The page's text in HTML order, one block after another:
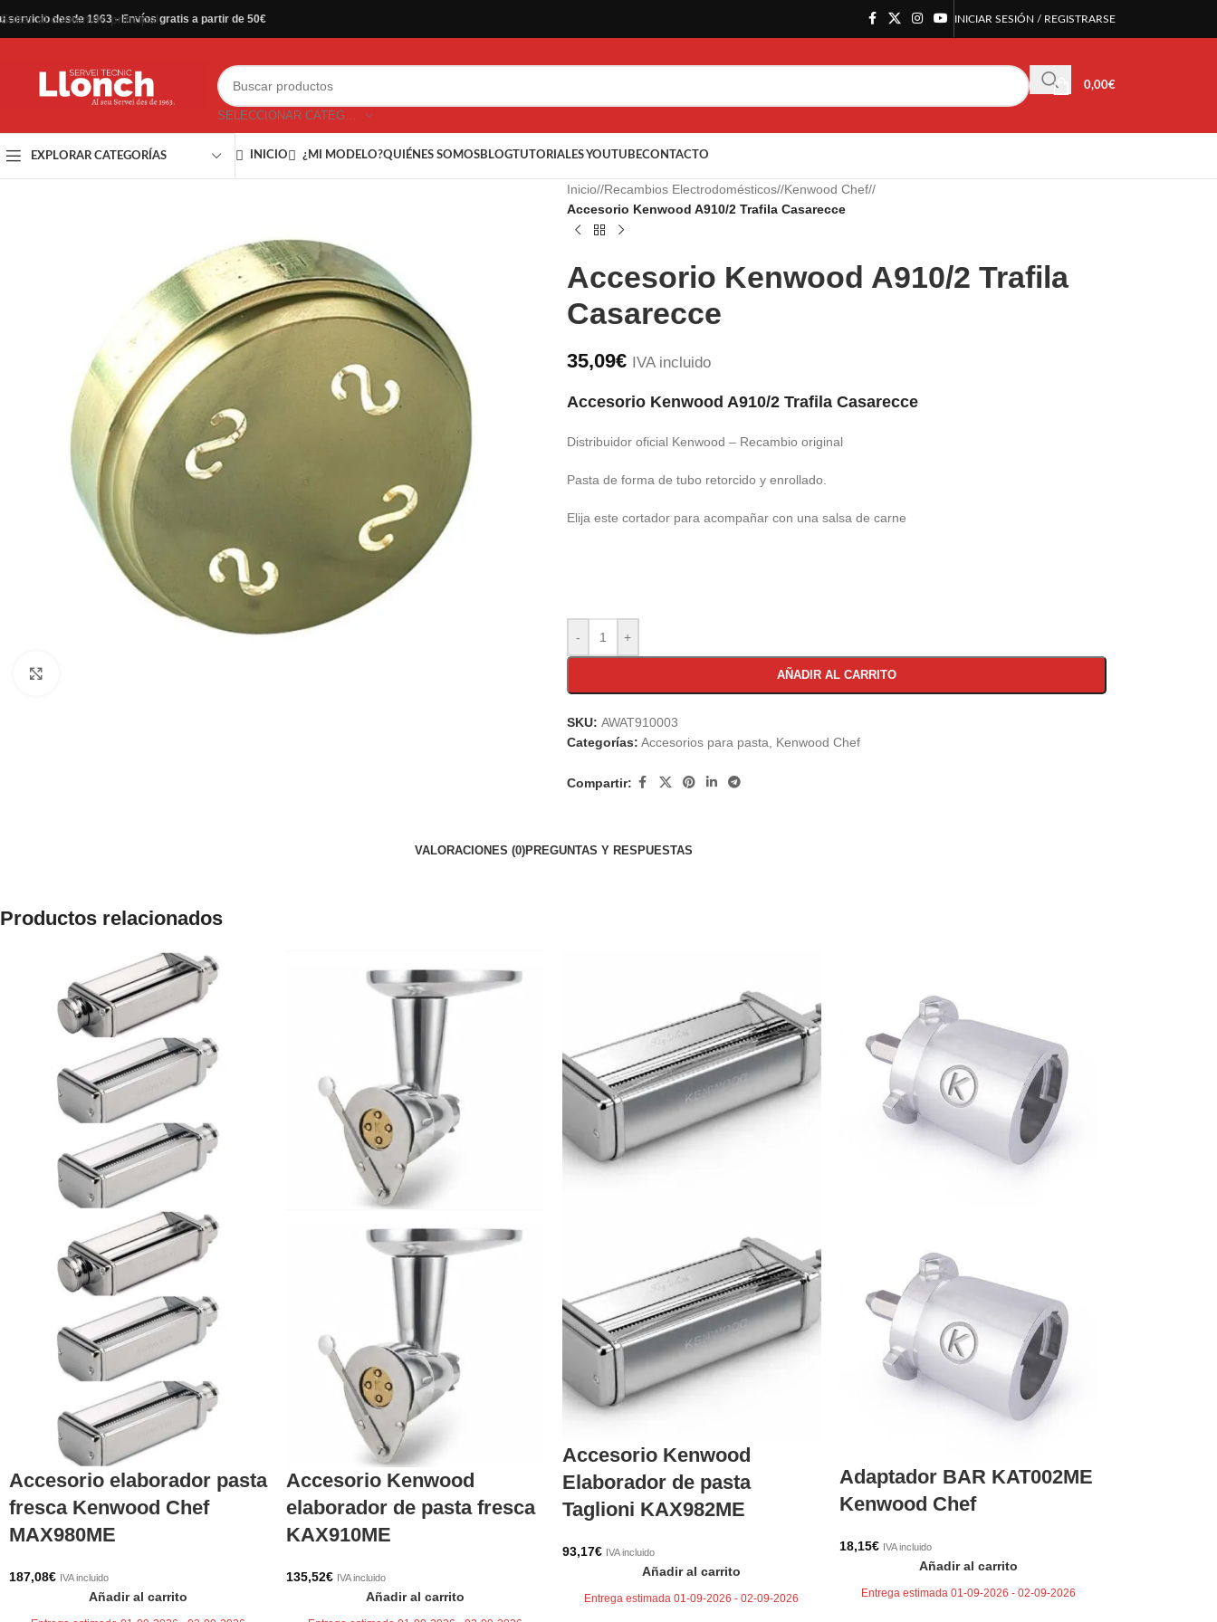
Saltar al contenido principal
servicio desde 1963 - Envíos gratis a partir de 50€ INICIAR SESIÓN / REGISTRARSE
0,00€
EXPLORAR CATEGORÍAS INICIO ¿MI MODELO?QUIÉNES SOMOSBLOGTUTORIALES YOUTUBECONTACTO
Inicio/ Recambios Electrodomésticos/ Kenwood Chef/
Accesorio Kenwood A910/2 Trafila Casarecce
Accesorio Kenwood A910/2 Trafila
Casarecce
35,09€ IVA incluido
Accesorio Kenwood A910/2 Trafila Casarecce
Distribuidor oficial Kenwood – Recambio original
Pasta de forma de tubo retorcido y enrollado.
Elija este cortador para acompañar con una salsa de carne
- +
AÑADIR AL CARRITO
SKU: AWAT910003
Categorías: Accesorios para pasta Kenwood Chef
Compartir:
VALORACIONES (0)PREGUNTAS Y RESPUESTAS
Productos relacionados
Accesorio elaborador pasta
fresca Kenwood Chef
MAX980ME
187,08€ IVA incluido
Añadir al carrito
Accesorio Kenwood
elaborador de pasta fresca
KAX910ME
135,52€ IVA incluido
Añadir al carrito
Accesorio Kenwood
Elaborador de pasta
Taglioni KAX982ME
93,17€ IVA incluido
Añadir al carrito
Entrega estimada 01-09-2026 - 02-09-2026
Adaptador BAR KAT002ME
Kenwood Chef
18,15€ IVA incluido
Añadir al carrito
Entrega estimada 01-09-2026 - 02-09-2026